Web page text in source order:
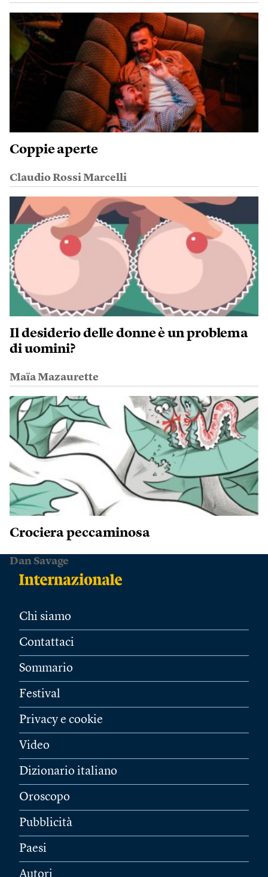
Coppie aperte
Claudio Rossi Marcelli
Il desiderio delle donne è un problema
di uomini?
Maïa Mazaurette
Crociera peccaminosa
Dan Savage
Chi siamo
Contattaci
Sommario
Festival
Privacy e cookie
Video
Dizionario italiano
Oroscopo
Pubblicità
Paesi
Autori